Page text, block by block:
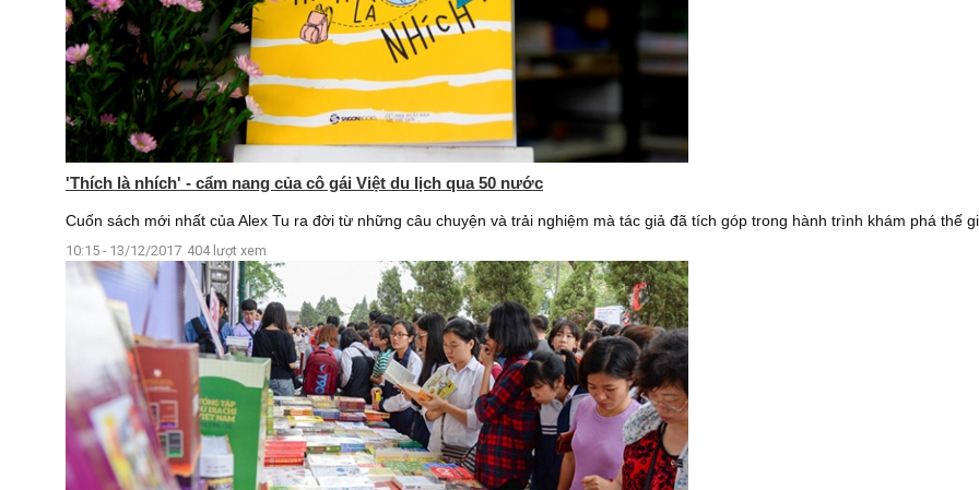
'Thích là nhích' - cẩm nang của cô gái Việt du lịch qua 50 nước
Cuốn sách mới nhất của Alex Tu ra đời từ những câu chuyện và trải nghiệm mà tác giả đã tích góp trong hành trình khám phá thế
10:15 - 13/12/2017 404 lượt xem